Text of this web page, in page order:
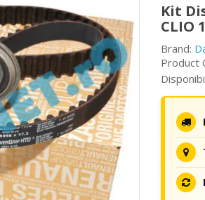
Kit
CLIO
Brand:
Product